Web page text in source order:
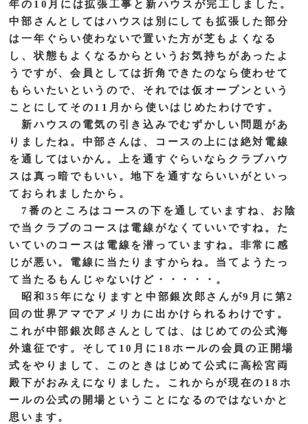
年の10月には拡張工事と新ハウスが完工しました。
中部さんとしてはハウスは別にしても拡張した部分
は一年ぐらい使わないで置いた方が芝もよくなる
し、状態もよくなるからというお気持ちがあったよ
うですが、会員としては折角できたのなら使わせて
もらいたいというので、それでは仮オープンという
ことにしてその11月から使いはじめたわけです。
新ハウスの電気の引き込みでむずかしい問題があ
りましたね。中部さんは、コースの上には絶対電線
を通してはいかん。上を通すぐらいならクラブハウ
スは真っ暗でもいい。地下を通すならいいがといっ
ておられましたから。
7番のところはコースの下を通していますね、お陰
で当クラブのコースは電線がなくていいですね。た
いていのコースは電線を潜っていますね。非常に感
じが悪い。電線に当たりますからね。当てようたっ
て当たるもんじゃないけど・・・・・。
昭和35年になりますと中部銀次郎さんが9月に第2
回の世界アマでアメリカに出かけられるわけです。
これが中部銀次郎さんとしては、はじめての公式海
外遠征です。そして10月に18ホールの会員の正開場
式をやりまして、このときはじめて公式に高松宮両
殿下がおみえになりました。これからが現在の18ホ
ールの公式の開場ということになるのではないかと
思います。